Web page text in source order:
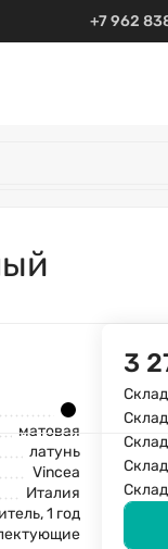
+7 962
матовая
латунь
Vincea
Италия
1 год
3